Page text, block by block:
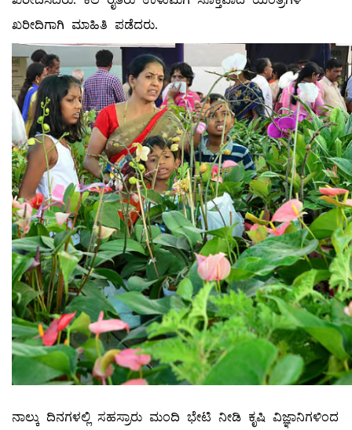
ಖರೀದಿಗಾಗಿ ಮಾಹಿತಿ ಪಡೆದರು.
ನಾಲ್ಕು ದಿನಗಳಲ್ಲಿ ಸಹಸ್ರಾರು ಮಂದಿ ಭೇಟಿ ನೀಡಿ ಕೃಷಿ ವಿಜ್ಞಾನಿಗಳಿಂದ